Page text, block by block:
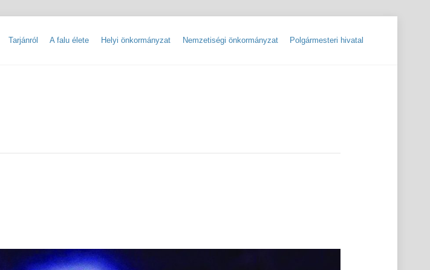
Tarjánról A falu élete Helyi önkormányzat Nemzetiségi önkormányzat Polgármesteri hivatal